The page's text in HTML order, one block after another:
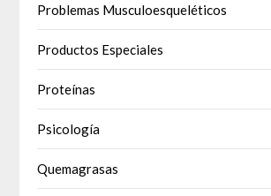
Problemas Musculoesqueléticos
Productos Especiales
Proteínas
Psicología
Quemagrasas